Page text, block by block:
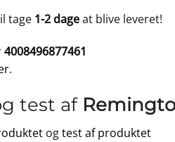
tage 1-2 dageat blive leveret!
4008496877461
.
test af
ogtest af produktet